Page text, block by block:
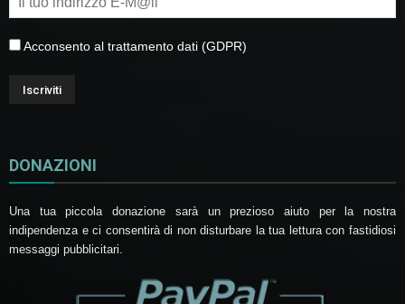
Acconsento al trattamento dati (GDPR)
DONAZIONI
Una tua piccola donazione sarà un prezioso aiuto per la nostra
indipendenza e ci consentirà di non disturbare la tua lettura con fastidiosi
messaggi pubblicitari.